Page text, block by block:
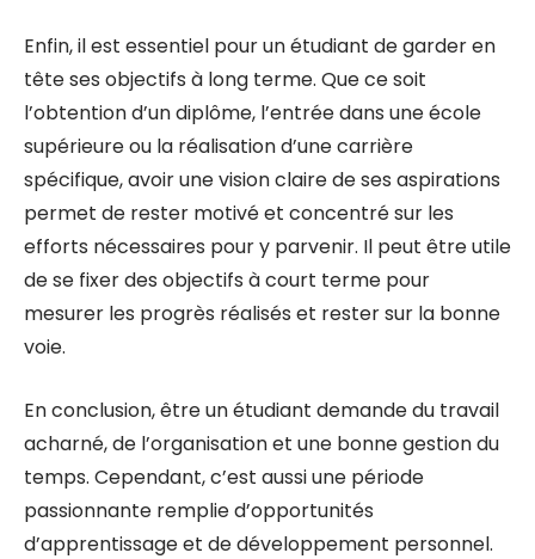
Enfin, il est essentiel pour un étudiant de garder en
tête ses objectifs à long terme. Que ce soit
l’obtention d’un diplôme, l’entrée dans une école
supérieure ou la réalisation d’une carrière
spécifique, avoir une vision claire de ses aspirations
permet de rester motivé et concentré sur les
efforts nécessaires pour y parvenir. Il peut être utile
de se fixer des objectifs à court terme pour
mesurer les progrès réalisés et rester sur la bonne
voie.
En conclusion, être un étudiant demande du travail
acharné, de l’organisation et une bonne gestion du
temps. Cependant, c’est aussi une période
passionnante remplie d’opportunités
d’apprentissage et de développement personnel.